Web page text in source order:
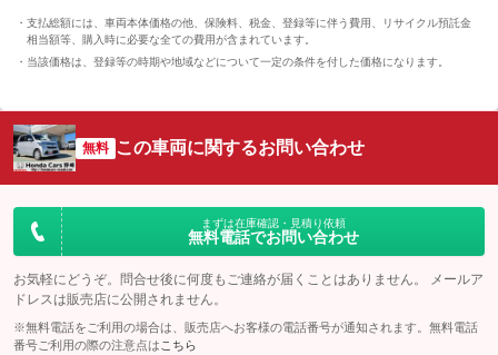
支払総額には、車両本体価格の他、保険料、税金、登録等に伴う費用、リサイクル預託金
相当額等、購入時に必要な全ての費用が含まれています。
当該価格は、登録等の時期や地域などについて一定の条件を付した価格になります。
無料 この車両に関するお問い合わせ
まずは在庫確認・見積り依頼
無料電話でお問い合わせ
お気軽にどうぞ。問合せ後に何度もご連絡が届くことはありません。 メールア
ドレスは販売店に公開されません。
※無料電話をご利用の場合は、販売店へお客様の電話番号が通知されます。無料電話
番号ご利用の際の注意点は こちら